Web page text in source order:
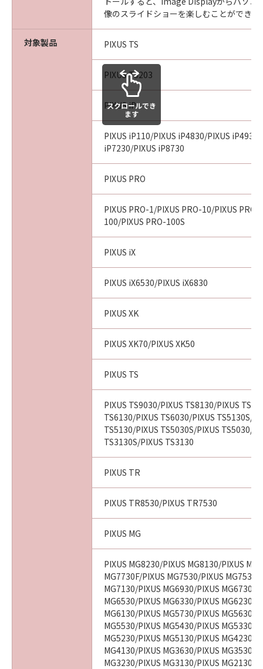
像のスライドショーを楽しむことができま
対象製品 PIXUS TS
PIXUS TS203
PIXUS iP
PIXUS iP110/PIXUS iP4830/PIXUS iP4930/
iP7230/PIXUS iP8730
PIXUS PRO
PIXUS PRO-1/PIXUS PRO-10/PIXUS PRO-
100/PIXUS PRO-100S
PIXUS iX
PIXUS iX6530/PIXUS iX6830
PIXUS XK
PIXUS XK70/PIXUS XK50
PIXUS TS
PIXUS TS9030/PIXUS TS8130/PIXUS
TS6130/PIXUS TS6030/PIXUS TS5130S/
TS5130/PIXUS TS5030S/PIXUS TS5030/
TS3130S/PIXUS TS3130
PIXUS TR
PIXUS TR8530/PIXUS TR7530
PIXUS MG
PIXUS MG8230/PIXUS MG8130/PIXUS
MG7730F/PIXUS MG7530/PIXUS
MG7130/PIXUS MG6930/PIXUS MG6730/
MG6530/PIXUS MG6330/PIXUS MG6230/
MG6130/PIXUS MG5730/PIXUS MG5630/
MG5530/PIXUS MG5430/PIXUS MG5330/
MG5230/PIXUS MG5130/PIXUS MG4230/
MG4130/PIXUS MG3630/PIXUS MG3530/
MG3230/PIXUS MG3130/PIXUS MG2130
スクロールでき
ます